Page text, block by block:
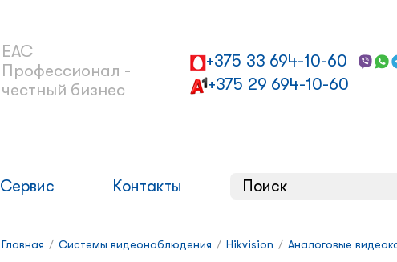
ЕАС
Профессионал -
честный бизнес
+375 33 694-10-60
+375 29 694-10-60
Сервис Контакты
Главная / Системы видеонаблюдения / Hikvision / Аналоговые